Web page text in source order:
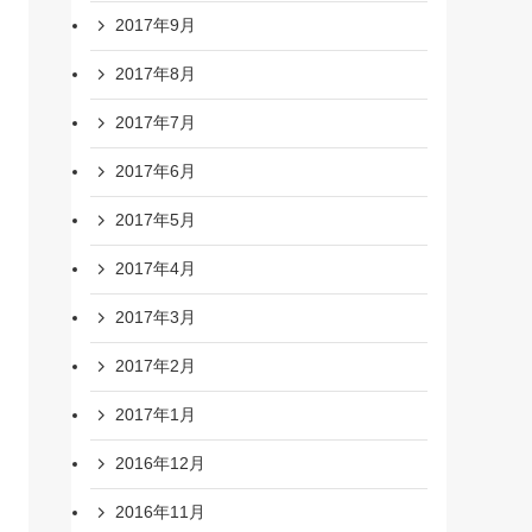
2017年9月
2017年8月
2017年7月
2017年6月
2017年5月
2017年4月
2017年3月
2017年2月
2017年1月
2016年12月
2016年11月